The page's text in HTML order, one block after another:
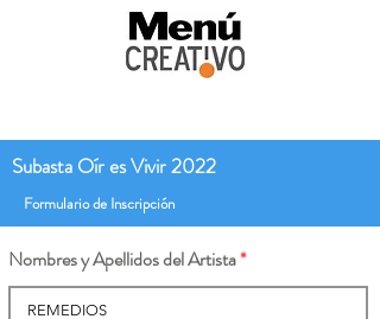
Subasta Oír es Vivir 2022
Formulario de Inscripción
Nombres y Apellidos del Artista